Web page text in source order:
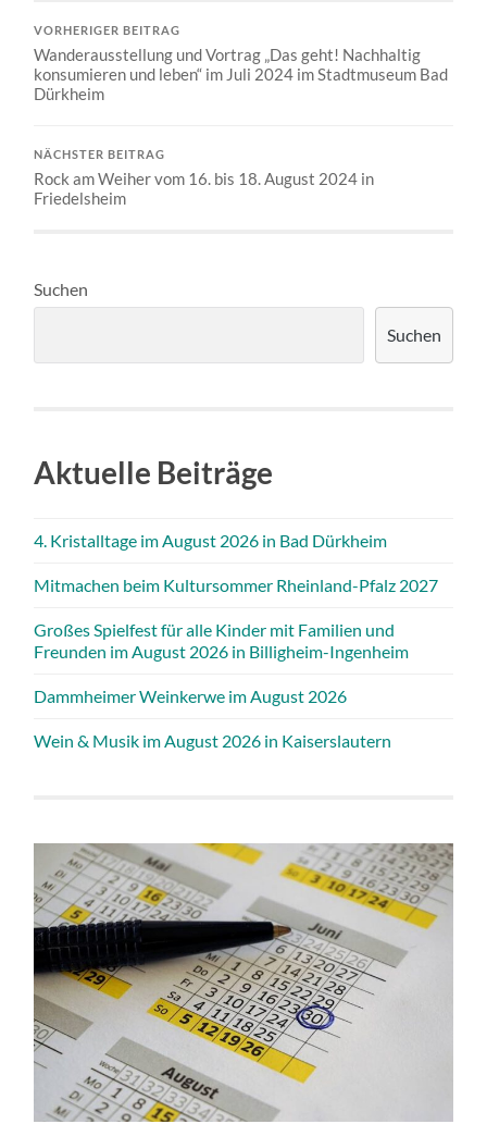
VORHERIGER BEITRAG
Wanderausstellung und Vortrag „Das geht! Nachhaltig
konsumieren und leben“ im Juli 2024 im Stadtmuseum Bad
Dürkheim
NÄCHSTER BEITRAG
Rock am Weiher vom 16. bis 18. August 2024 in
Friedelsheim
Suchen
Suchen
Aktuelle Beiträge
4. Kristalltage im August 2026 in Bad Dürkheim
Mitmachen beim Kultursommer Rheinland-Pfalz 2027
Großes Spielfest für alle Kinder mit Familien und
Freunden im August 2026 in Billigheim-Ingenheim
Dammheimer Weinkerwe im August 2026
Wein & Musik im August 2026 in Kaiserslautern